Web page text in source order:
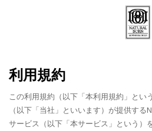
利用規約
この利用規約（以下「本利用規約」とい
（以下「当社」といいます）が提供する
サービス（以下「本サービス」という）